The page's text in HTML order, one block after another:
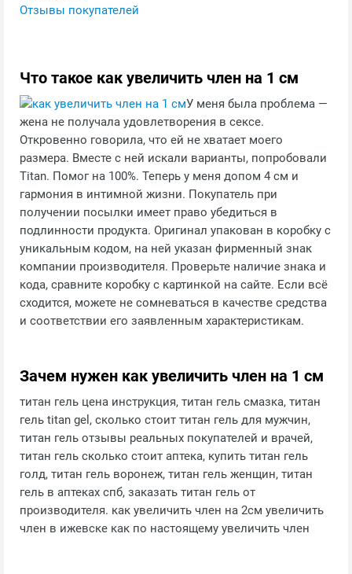
Отзывы покупателей
Что такое как увеличить член на 1 см
У меня была проблема —
жена не получала удовлетворения в сексе.
Откровенно говорила, что ей не хватает моего
размера. Вместе с ней искали варианты, попробовали
Titan. Помог на 100%. Теперь у меня допом 4 см и
гармония в интимной жизни. Покупатель при
получении посылки имеет право убедиться в
подлинности продукта. Оригинал упакован в коробку с
уникальным кодом, на ней указан фирменный знак
компании производителя. Проверьте наличие знака и
кода, сравните коробку с картинкой на сайте. Если всё
сходится, можете не сомневаться в качестве средства
и соответствии его заявленным характеристикам.
Зачем нужен как увеличить член на 1 см
титан гель цена инструкция, титан гель смазка, титан
гель titan gel, сколько стоит титан гель для мужчин,
титан гель отзывы реальных покупателей и врачей,
титан гель сколько стоит аптека, купить титан гель
голд, титан гель воронеж, титан гель женщин, титан
гель в аптеках спб, заказать титан гель от
производителя. как увеличить член на 2см увеличить
член в ижевске как по настоящему увеличить член